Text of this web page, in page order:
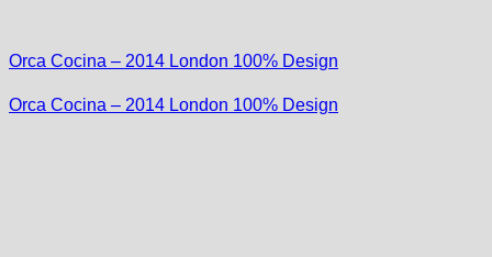
Orca Cocina – 2014 London 100% Design
Orca Cocina – 2014 London 100% Design